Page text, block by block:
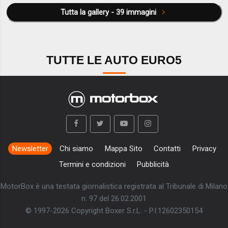
Tutta la gallery - 39 immagini
TUTTE LE AUTO EURO5
Newsletter Chi siamo Mappa Sito Contatti
Privacy
Termini e condizioni
Pubblicità
MotorBox è una testata giornalistica registrata al Tribunale di Milano
n. 97 del 26.02.2001
© 1997-2026 Copyright Boxer S.r.L. - P.I:12602350154